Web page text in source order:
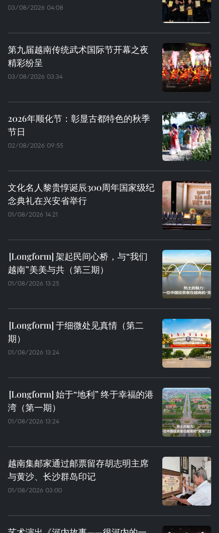
03/08/2026 04:08
第九届越南传统武术国际节开幕之夜
精彩纷呈
03/08/2026 03:34
2026年顺化节：彰显古都特色的秋季
节日
02/08/2026 09:55
文化名人黎贵惇诞辰300周年国家级纪
念典礼在兴安省举行
01/08/2026 14:21
架起民间心桥，与“我们
越南”美美与共（第三期）
01/08/2026 13:25
于细微处见真情（第二
期）
01/08/2026 13:24
始于“地利” 终于幸福的港
湾（第一期）
01/08/2026 13:24
越南集邮家通过邮票留存胡志明主席
与黄沙、长沙群岛印记
01/08/2026 03:00